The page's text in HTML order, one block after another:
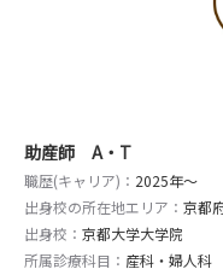
助産師 A・T
職歴(キャリア)： 2025年〜
出身校の所在地エリア： 京都
出身校： 京都大学大学院
所属診療科目： 産科・婦人科